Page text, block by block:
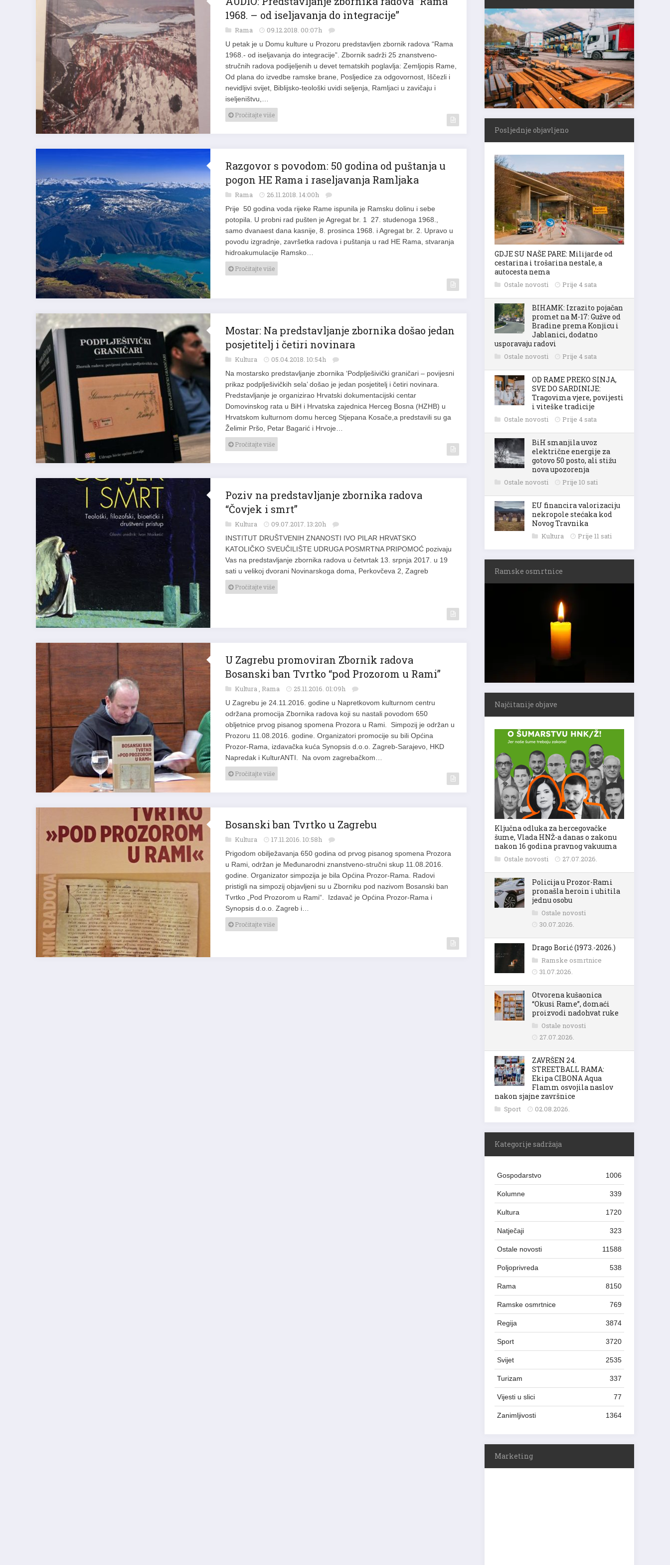
1968. – od iseljavanja do integracije”
Rama 09.12.2018. 00:07h
U petak je u Domu kulture u Prozoru predstavljen zbornik radova “Rama
1968.- od iseljavanja do integracije”. Zbornik sadrži 25 znanstveno-
stručnih radova podijeljenih u devet tematskih poglavlja: Zemljopis Rame,
Od plana do izvedbe ramske brane, Posljedice za odgovornost, Iščezli i
nevidljivi svijet, Biblijsko-teološki uvidi seljenja, Ramljaci u zavičaju i
iseljeništvu,…
Pročitajte više
Razgovor s povodom: 50 godina od puštanja u
pogon HE Rama i raseljavanja Ramljaka
Rama 26.11.2018. 14:00h
Prije 50 godina voda rijeke Rame ispunila je Ramsku dolinu i sebe
potopila. U probni rad pušten je Agregat br. 1 27. studenoga 1968.,
samo dvanaest dana kasnije, 8. prosinca 1968. i Agregat br. 2. Upravo u
povodu izgradnje, završetka radova i puštanja u rad HE Rama, stvaranja
hidroakumulacije Ramsko…
Pročitajte više
Mostar: Na predstavljanje zbornika došao jedan
posjetitelj i četiri novinara
Kultura 05.04.2018. 10:54h
Na mostarsko predstavljanje zbornika ‘Podplješivički graničari – povijesni
prikaz podplješivičkih sela’ došao je jedan posjetitelj i četiri novinara.
Predstavljanje je organizirao Hrvatski dokumentacijski centar
Domovinskog rata u BiH i Hrvatska zajednica Herceg Bosna (HZHB) u
Hrvatskom kulturnom domu herceg Stjepana Kosače,a predstavili su ga
Želimir Pršo, Petar Bagarić i Hrvoje…
Pročitajte više
Poziv na predstavljanje zbornika radova
“Čovjek i smrt”
Kultura 09.07.2017. 13:20h
INSTITUT DRUŠTVENIH ZNANOSTI IVO PILAR HRVATSKO
KATOLIČKO SVEUČILIŠTE UDRUGA POSMRTNA PRIPOMOĆ pozivaju
Vas na predstavljanje zbornika radova u četvrtak 13. srpnja 2017. u 19
sati u velikoj dvorani Novinarskoga doma, Perkovčeva 2, Zagreb
Pročitajte više
U Zagrebu promoviran Zbornik radova
Bosanski ban Tvrtko “pod Prozorom u Rami”
Kultura , Rama 25.11.2016. 01:09h
U Zagrebu je 24.11.2016. godine u Napretkovom kulturnom centru
održana promocija Zbornika radova koji su nastali povodom 650
obljetnice prvog pisanog spomena Prozora u Rami. Simpozij je održan u
Prozoru 11.08.2016. godine. Organizatori promocije su bili Općina
Prozor-Rama, izdavačka kuća Synopsis d.o.o. Zagreb-Sarajevo, HKD
Napredak i KulturANTI. Na ovom zagrebačkom…
Pročitajte više
Bosanski ban Tvrtko u Zagrebu
Kultura 17.11.2016. 10:58h
Prigodom obilježavanja 650 godina od prvog pisanog spomena Prozora
u Rami, održan je Međunarodni znanstveno-stručni skup 11.08.2016.
godine. Organizator simpozija je bila Općina Prozor-Rama. Radovi
pristigli na simpozij objavljeni su u Zborniku pod nazivom Bosanski ban
Tvrtko „Pod Prozorom u Rami“. Izdavač je Općina Prozor-Rama i
Synopsis d.o.o. Zagreb i…
Pročitajte više
Posljednje objavljeno
GDJE SU NAŠE PARE: Milijarde od
cestarina i trošarina nestale, a
autocesta nema
Ostale novosti Prije 4 sata
BIHAMK: Izrazito pojačan
promet na M-17: Gužve od
Bradine prema Konjicu i
Jablanici, dodatno
usporavaju radovi
Ostale novosti Prije 4 sata
OD RAME PREKO SINJA,
SVE DO SARDINIJE:
Tragovima vjere, povijesti
i viteške tradicije
Ostale novosti Prije 4 sata
BiH smanjila uvoz
električne energije za
gotovo 50 posto, ali stižu
nova upozorenja
Ostale novosti Prije 10 sati
EU financira valorizaciju
nekropole stećaka kod
Novog Travnika
Kultura Prije 11 sati
Ramske osmrtnice
Najčitanije objave
Ključna odluka za hercegovačke
šume, Vlada HNŽ-a danas o zakonu
nakon 16 godina pravnog vakuuma
Ostale novosti 27.07.2026.
Policija u Prozor-Rami
pronašla heroin i uhitila
jednu osobu
Ostale novosti
30.07.2026.
Drago Borić (1973.-2026.)
Ramske osmrtnice
31.07.2026.
Otvorena kušaonica
“Okusi Rame”, domaći
proizvodi nadohvat ruke
Ostale novosti
27.07.2026.
ZAVRŠEN 24.
STREETBALL RAMA:
Ekipa CIBONA Aqua
Flamm osvojila naslov
nakon sjajne završnice
Sport 02.08.2026.
Kategorije sadržaja
Gospodarstvo 1006
Kolumne 339
Kultura 1720
Natječaji 323
Ostale novosti 11588
Poljoprivreda 538
Rama 8150
Ramske osmrtnice 769
Regija 3874
Sport 3720
Svijet 2535
Turizam 337
Vijesti u slici 77
Zanimljivosti 1364
Marketing